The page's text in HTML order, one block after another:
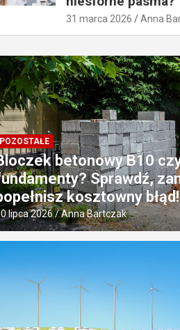
31 marca 2026 Anna
POZOSTAŁE
betonowy B10
Sprawdź,
kosztowny błąd!
lipca 2026 Anna Bartczak